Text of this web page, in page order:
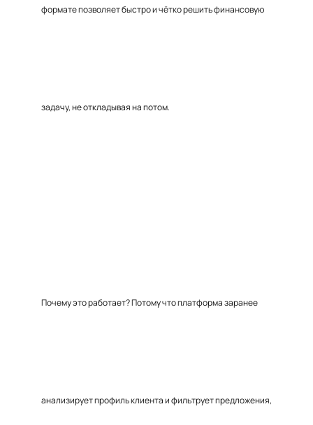
формате позволяет быстро и чётко решить финансовую
задачу, не откладывая на потом.
Почему это работает? Потому что платформа заранее
анализирует профиль клиента и фильтрует предложения,